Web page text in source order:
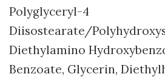
Polyglyceryl-4
Diisostearate/
Diethylamino
Benzoate, Glycerin,